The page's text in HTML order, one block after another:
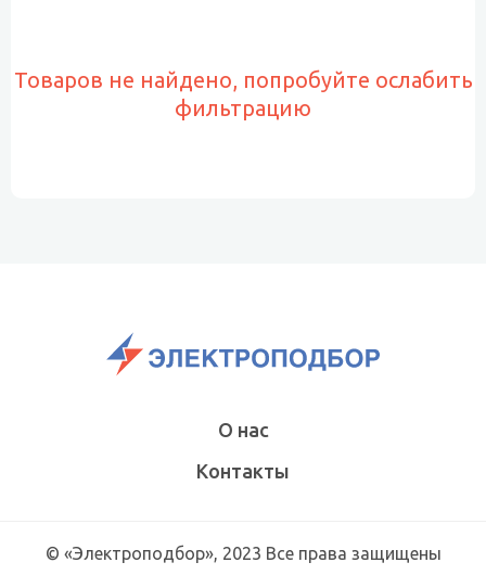
Товаров не найдено, попробуйте ослабить
фильтрацию
О нас
Контакты
© «Электроподбор», 2023 Все права защищены